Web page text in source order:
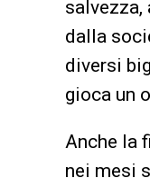
dalla
diversi
gioca un
Anche la
nei mesi